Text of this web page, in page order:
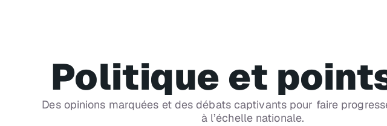
Politique et
Des opinions marquées et des débats captivants pour faire
à l’échelle nationale.
CH 127
SiriusXM Progress
CH 124
POTUS